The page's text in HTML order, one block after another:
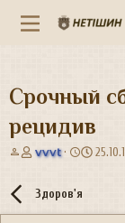
Срочный
рецидив
А
о
р
vvvt
Д
с
Здоров'я